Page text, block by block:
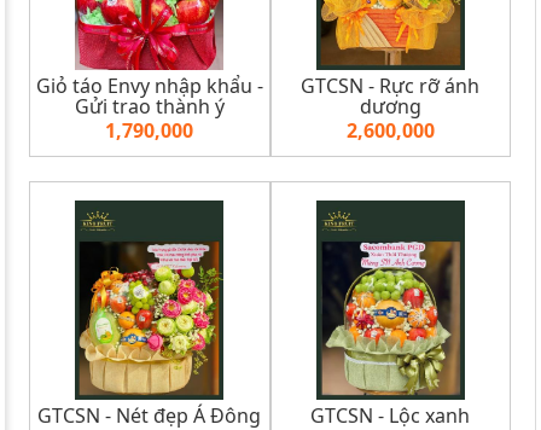
Giỏ táo Envy nhập khẩu -
Gửi trao thành ý
1,790,000
GTCSN - Rực rỡ ánh
dương
2,600,000
GTCSN - Nét đẹp Á Đông
GTCSN - Lộc xanh